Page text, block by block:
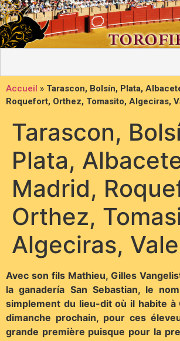
Accueil » Tarascon, Bolsín, Plata,
Roquefort, Orthez, Tomasito, Algeciras,
Tarascon,
Plata,
Madrid,
Orthez,
Algeciras,
Avec son fils Mathieu, Gilles
la ganadería San Sebastian, le
simplement du lieu-dit où il habite à
dimanche prochain, pour ces
grande première puisque pour la